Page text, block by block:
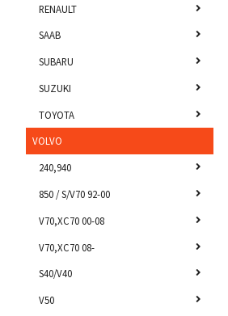
RENAULT
SAAB
SUBARU
SUZUKI
TOYOTA
VOLVO
240,940
850 / S/V70 92-00
V70,XC70 00-08
V70,XC70 08-
S40/V40
V50